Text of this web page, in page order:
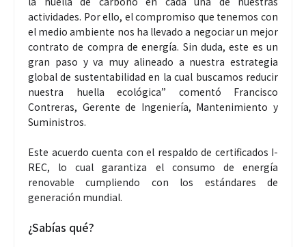
actividades. Por ello, el compromiso que tenemos con
el medio ambiente nos ha llevado a negociar un mejor
contrato de compra de energía. Sin duda, este es un
gran paso y va muy alineado a nuestra estrategia
global de sustentabilidad en la cual buscamos reducir
nuestra huella ecológica” comentó Francisco
Contreras, Gerente de Ingeniería, Mantenimiento y
Suministros.
Este acuerdo cuenta con el respaldo de certificados I-
REC, lo cual garantiza el consumo de energía
renovable cumpliendo con los estándares de
generación mundial.
¿Sabías qué?